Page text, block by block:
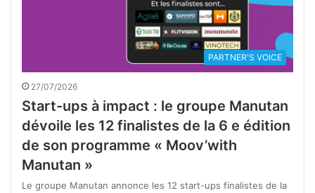
PARTNER'S VOICE
27/07/2026
Start-ups à impact : le groupe Manutan
dévoile les 12 finalistes de la 6 e édition
de son programme « Moov’with
Manutan »
Le groupe Manutan annonce les 12 start-ups finalistes de la